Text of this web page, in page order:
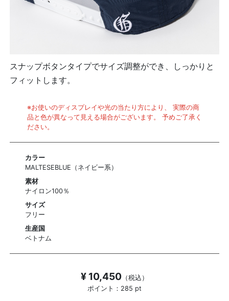
スナップボタンタイプでサイズ調整ができ、しっかりと
フィットします。
※お使いのディスプレイや光の当たり方により、 実際の商
品と色が異なって見える場合がございます。 予めご了承く
ださい。
カラー
MALTESEBLUE（ネイビー系）
素材
ナイロン100％
サイズ
フリー
生産国
ベトナム
¥ 10,450 （税込）
ポイント：285 pt